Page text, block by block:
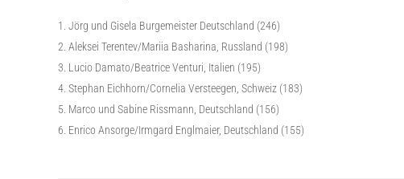
Jörg und Gisela Burgemeister Deutschland (246)
Aleksei Terentev/Mariia Basharina, Russland (198)
Lucio Damato/Beatrice Venturi, Italien (195)
Stephan Eichhorn/Cornelia Versteegen, Schweiz (183)
Marco und Sabine Rissmann, Deutschland (156)
Enrico Ansorge/Irmgard Englmaier, Deutschland (155)